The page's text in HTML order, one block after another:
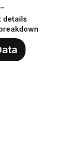
details